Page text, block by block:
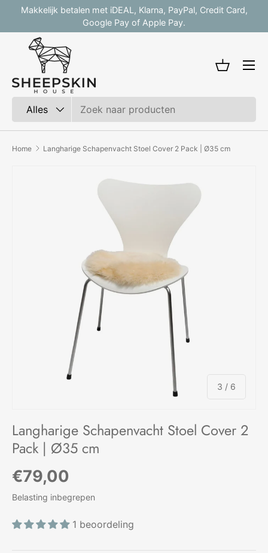
Ga naar inhoud
Makkelijk betalen met iDEAL, Klarna, PayPal, Credit Card,
Google Pay of Apple Pay.
Alles
Mandje
Home Langharige Schapenvacht Stoel Cover 2 Pack | Ø35 cm
Ga direct naar productinformatie
3 / van
6
Langharige Schapenvacht Stoel Cover 2
Pack | Ø35 cm
Reguliere prijs
€79,00
Belasting inbegrepen
1 beoordeling